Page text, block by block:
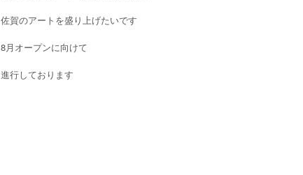
佐賀のアートを盛り上げたいです
8月オープンに向けて
進行しております